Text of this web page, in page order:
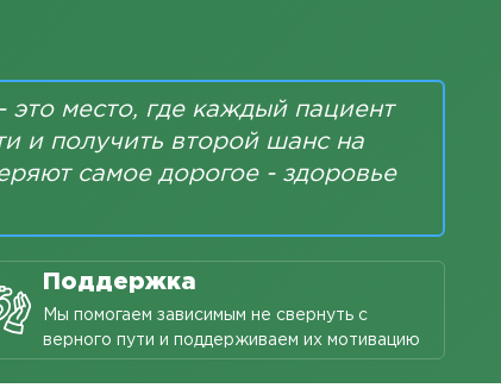
место, где каждый пациент
и получить второй шанс на
самое дорогое - здоровье
Поддержка
Мы помогаем зависимым не свернуть с
верного пути и поддерживаем их мотивацию